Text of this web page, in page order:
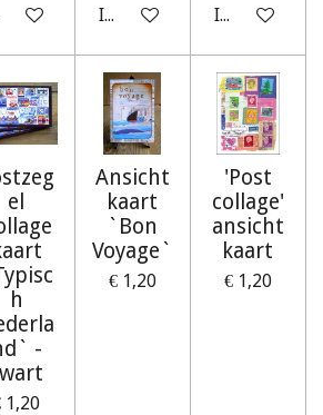
In winkelwagenIn
el
h
-
1,20
Ansicht
kaart
`Bon
Voyage`
€ 1,20
'Post
collage'
ansicht
kaart
€ 1,20